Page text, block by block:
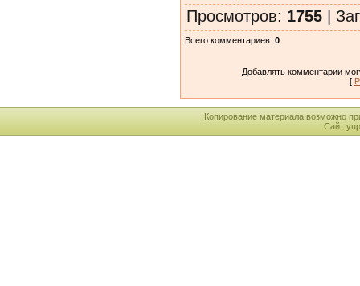
Просмотров: 1755 |
Всего комментариев: 0
Добавлять комментарии
[
Копирование материала возможно
Сайт